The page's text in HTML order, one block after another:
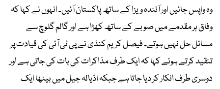
وہ واپس جائیں اور آئندہ ویزا کے ساتھ پاکستان آئیں۔ انہوں نے کہا کہ
وفاق ہر مقدمے میں صوبے کے ساتھ کھڑا ہے اور گالم گلوچ سے
مسائل حل نہیں ہوتے۔ فیصل کریم کنڈی نے پی ٹی آئی کی قیادت پر
تنقید کرتے ہوئے کہا کہ ایک طرف مذاکرات کی بات کی جاتی ہے اور
دوسری طرف انکار کر دیا جاتا ہے جبکہ اڈیالہ جیل میں بیٹھا ایک